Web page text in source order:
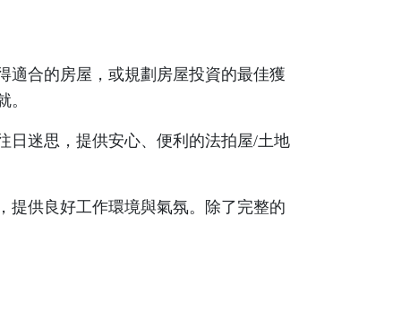
適合的房屋，或規劃房屋投資的最佳獲
。
日迷思，提供安心、便利的法拍屋/土地
提供良好工作環境與氣氛。除了完整的